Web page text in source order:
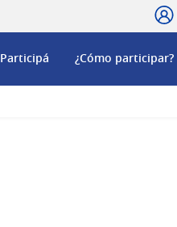
Participá ¿Cómo participar?